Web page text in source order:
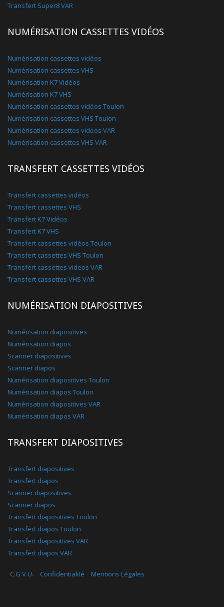
Transfert Super8 VAR
NUMÉRISATION CASSETTES VIDÉOS
Numérisation cassettes vidéos
Numérisation cassettes VHS
Numérisation K7 Vidéos
Numérisation K7 VHS
Numérisation cassettes vidéos Toulon
Numérisation cassettes VHS Toulon
Numérisation cassettes videos VAR
Numérisation cassettes VHS VAR
TRANSFERT CASSETTES VIDÉOS
Transfert cassettes vidéos
Transfert cassettes VHS
Transfert K7 Vidéos
Transfert K7 VHS
Transfert cassettes vidéos Toulon
Transfert cassettes VHS Toulon
Transfert cassettes videos VAR
Transfert cassettes VHS VAR
NUMÉRISATION DIAPOSITIVES
Numérisation diapositives
Numérisation diapos
Scanner diapositives
Scanner diapos
Numérisation diapositives Toulon
Numérisation diapos Toulon
Numérisation diapositives VAR
Numérisation diapos VAR
TRANSFERT DIAPOSITIVES
Transfert diapositives
Transfert diapos
Scanner diapositives
Scanner diapos
Transfert diapositives Toulon
Transfert diapos Toulon
Transfert diapositives VAR
Transfert diapos VAR
C.G.V.U. Confidentialité Mentions Légales